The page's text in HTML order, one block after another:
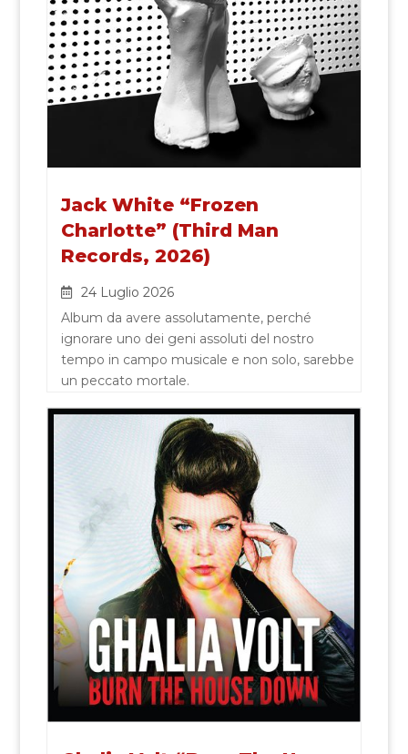
Jack White “Frozen
Charlotte” (Third Man
Records, 2026)
24 Luglio 2026
Album da avere assolutamente, perché
ignorare uno dei geni assoluti del nostro
tempo in campo musicale e non solo, sarebbe
un peccato mortale.